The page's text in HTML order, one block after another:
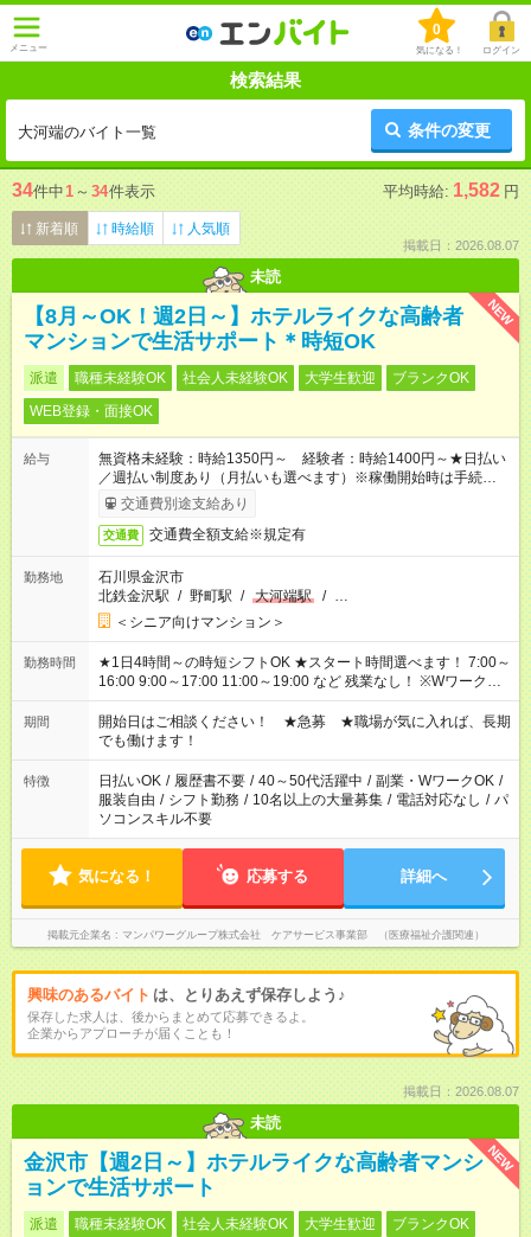
メニュー
0
気になる！ ログイン
検索結果
大河端のバイト一覧 条件の変更
34件中1 ～ 34件表示 平均時給: 1,582 円
新着順 時給順 人気順
掲載日：2026.08.07
未読
NEW
【8月～OK！週2日～】ホテルライクな高齢者
マンションで生活サポート＊時短OK
派遣 職種未経験OK 社会人未経験OK 大学生歓迎
ブランクOK
WEB登録・面接OK
給与
無資格未経験：時給1350円～ 経験者：時給1400円～★日払い
／週払い制度あり（月払いも選べます）※稼働開始時は手続き完
了次第のお支払いとなります。
交通費別途支給あり
交通費 交通費全額支給※規定有
勤務地
石川県金沢市
北鉄金沢駅 / 野町駅 / 大河端駅 / …
＜シニア向けマンション＞
勤務時間
★1日4時間～の時短シフトOK ★スタート時間選べます！ 7:00～
16:00 9:00～17:00 11:00～19:00 など 残業なし！ ※Wワークの
場合、他のお仕事と合わせ週40時間超の就業はご案内できませ
ん ※法令に基づき、週20時間以上勤務は社会保険への加入対象
となります ※労働者派遣法（日雇い派遣の原則禁止）により、
短時間・短期間の就業はご案内が難しい場合があります
期間
開始日はご相談ください！ ★急募 ★職場が気に入れば、長期
でも働けます！
特徴 日払いOK / 履歴書不要 / 40～50代活躍中 / 副業・WワークOK /
服装自由 / シフト勤務 / 10名以上の大量募集 / 電話対応なし / パ
ソコンスキル不要
気になる！ 応募する 詳細へ
掲載元企業名 マンパワーグループ株式会社 ケアサービス事業部 （医療福祉介護関連）
興味のあるバイト は、とりあえず保存しよう♪
保存した求人は、後からまとめて応募できるよ。
企業からアプローチが届くことも！
掲載日：2026.08.07
未読
NEW
金沢市【週2日～】ホテルライクな高齢者マンシ
ョンで生活サポート
派遣 職種未経験OK 社会人未経験OK 大学生歓迎
ブランクOK